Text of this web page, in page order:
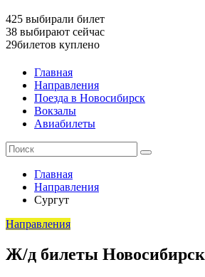
425 выбирали билет
38 выбирают сейчас
29билетов куплено
Главная
Направления
Поезда в Новосибирск
Вокзалы
Авиабилеты
Главная
Направления
Сургут
Направления
Ж/д билеты